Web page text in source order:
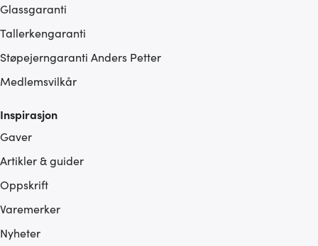
Glassgaranti
Tallerkengaranti
Støpejerngaranti Anders Petter
Medlemsvilkår
Inspirasjon
Gaver
Artikler & guider
Oppskrift
Varemerker
Nyheter